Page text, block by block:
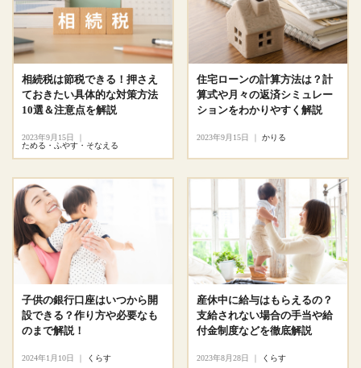
相続税は節税できる！押さえ
ておきたい具体的な対策方法
10選＆注意点を解説
2023年9月15日
ためる・ふやす・そなえる
住宅ローンの計算方法は？計
算式や月々の返済シミュレー
ションをわかりやすく解説
2023年9月15日 かりる
子供の銀行口座はいつから開
設できる？作り方や必要なも
のまで解説！
2024年1月10日 くらす
産休中に給与はもらえるの？
支給されない場合の手当や給
付金制度などを徹底解説
2023年8月28日 くらす